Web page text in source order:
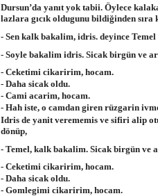
Dursun’da yanıt yok tabii. Öylece
lazlara gıcık oldugunu bildiğinden sıra
- Sen kalk bakalim, idris. deyince
- Soyle bakalim idris. Sicak birgün ve
- Ceketimi cikaririm, hocam.
- Daha sicak oldu.
- Cami acarim, hocam.
- Hah iste, o camdan giren rüzgarin
Idris de yanit verememis ve sifiri alip
dönüp,
- Temel, kalk bakalim. Sicak birgün ve
- Ceketimi cikaririm, hocam.
- Daha sicak oldu.
- Gomlegimi cikaririm, hocam.